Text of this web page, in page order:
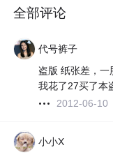
全部评论
代号裤子
盗版 纸张差，一
我花了27买了本
2012-06-10
小小X